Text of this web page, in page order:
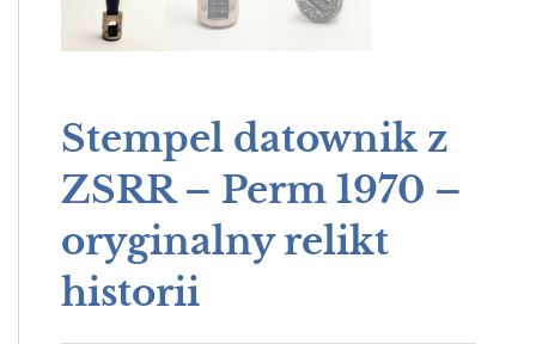
Stempel datownik z
ZSRR – Perm 1970 –
oryginalny relikt
historii